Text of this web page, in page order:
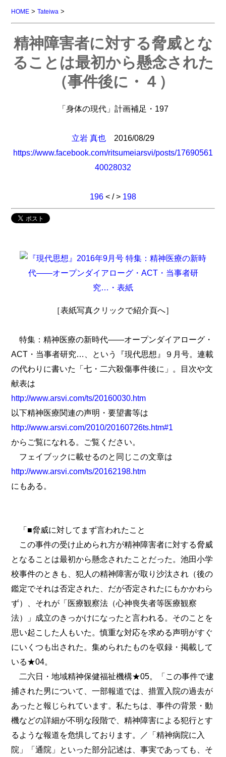
HOME >Tateiwa >
精神障害者に対する脅威とな
ることは最初から懸念された
（事件後に・４）
「身体の現代」計画補足・197
立岩 真也 2016/08/29
https://www.facebook.com/ritsumeiarsvi/posts/17690561
40028032
196 < / > 198
［表紙写真クリックで紹介頁へ］
特集：精神医療の新時代――オープンダイアローグ・
ACT・当事者研究…、という『現代思想』９月号。連載
の代わりに書いた「七・二六殺傷事件後に」。目次や文
献表は
http://www.arsvi.com/ts/20160030.htm
以下精神医療関連の声明・要望書等は
http://www.arsvi.com/2010/20160726ts.htm#1
からご覧になれる。ご覧ください。
フェイブックに載せるのと同じこの文章は
http://www.arsvi.com/ts/20162198.htm
にもある。
「■脅威に対してまず言われたこと
この事件の受け止められ方が精神障害者に対する脅威
となることは最初から懸念されたことだった。池田小学
校事件のときも、犯人の精神障害が取り沙汰され（後の
鑑定でそれは否定された、だが否定されたにもかかわら
ず）、それが「医療観察法（心神喪失者等医療観察
法）」成立のきっかけになったと言われる。そのことを
思い起こした人もいた。慎重な対応を求める声明がすぐ
にいくつも出された。集められたものを収録・掲載して
いる★04。
二六日・地域精神保健福祉機構★05。「この事件で逮
捕された男について、一部報道では、措置入院の過去が
あったと報じられています。私たちは、事件の背景・動
機などの詳細が不明な段階で、精神障害による犯行とす
るような報道を危惧しております。／「精神病院に入
院」「通院」といった部分記述は、事実であっても、そ